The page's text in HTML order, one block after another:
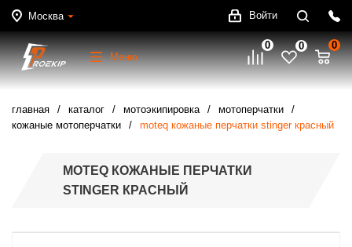
Москва Войти
Меню
0 0 0
главная каталог мотоэкипировка
мотоперчатки
кожаные мотоперчатки
moteq кожаные перчатки stinger красный
MOTEQ КОЖАНЫЕ ПЕРЧАТКИ
STINGER КРАСНЫЙ